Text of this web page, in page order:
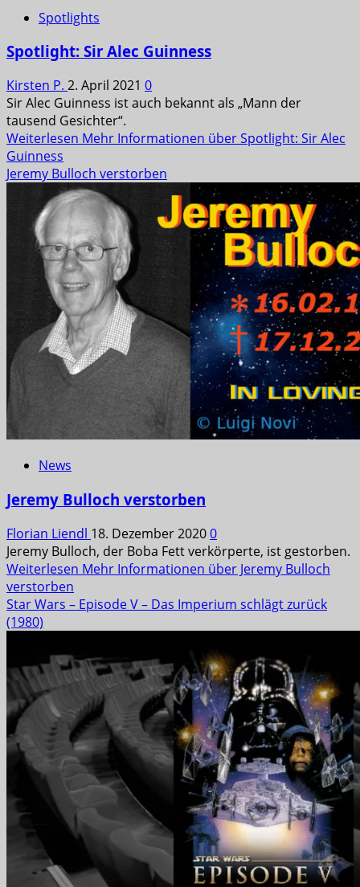
Spotlights
Spotlight: Sir Alec Guinness
Kirsten P. 2. April 2021 0
Sir Alec Guinness ist auch bekannt als „Mann der
tausend Gesichter“.
Weiterlesen Mehr Informationen über Spotlight: Sir Alec
Guinness
Jeremy Bulloch verstorben
News
Jeremy Bulloch verstorben
Florian Liendl 18. Dezember 20200
Jeremy Bulloch, der Boba Fett verkörperte, ist gestorben.
Weiterlesen Mehr Informationen über Jeremy Bulloch
verstorben
Star Wars – Episode V – Das Imperium schlägt zurück
(1980)